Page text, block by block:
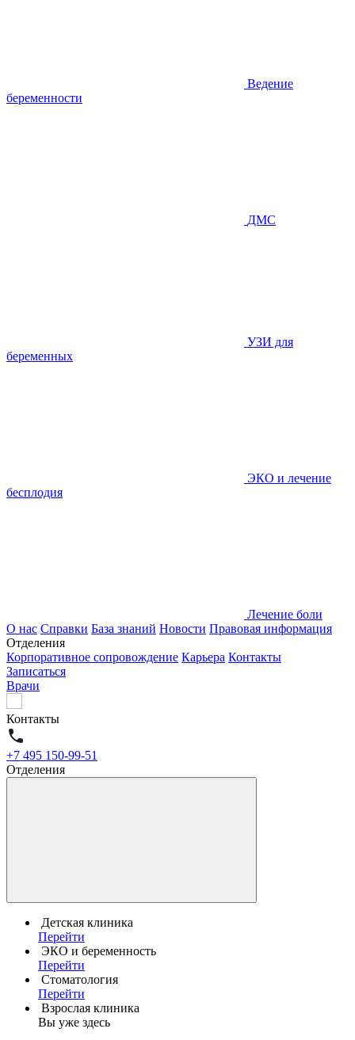
Ведение
беременности
ДМС
УЗИ для
беременных
ЭКО и лечение
бесплодия
Лечение боли
О нас Справки База знаний Новости Правовая информация
Отделения
Корпоративное сопровождение Карьера Контакты
Записаться
Врачи
Контакты
+7 495 150-99-51
Отделения
Детская клиника
Перейти
ЭКО и беременность
Перейти
Стоматология
Перейти
Взрослая клиника
Вы уже здесь